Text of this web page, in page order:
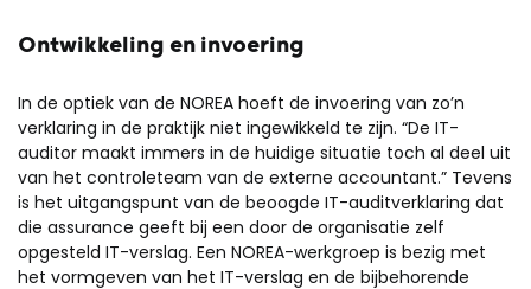
Ontwikkeling en invoering
In de optiek van de NOREA hoeft de invoering van zo’n
verklaring in de praktijk niet ingewikkeld te zijn. “De IT-
auditor maakt immers in de huidige situatie toch al deel uit
van het controleteam van de externe accountant.” Tevens
is het uitgangspunt van de beoogde IT-auditverklaring dat
die assurance geeft bij een door de organisatie zelf
opgesteld IT-verslag. Een NOREA-werkgroep is bezig met
het vormgeven van het IT-verslag en de bijbehorende